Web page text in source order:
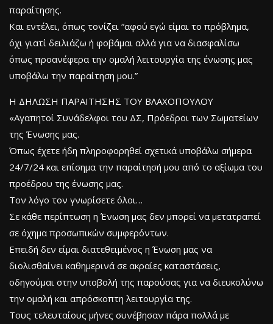
παραίτησης.
Και εντέλει, όπως τονίζει “αφού εγώ είμαι το πρόβλημα,
όχι γιατί δειλιάζω ή φοβάμαι αλλά για να διασφαλίσω
όπως προανέφερα την ομαλή λειτουργία της ένωσης μας
υποβάλω την παραίτηση μου.”
H ΔΗΛΩΣΗ ΠΑΡΑΙΤΗΣΗΣ ΤΟΥ ΒΛΑΧΟΠΟΥΛΟΥ
«Αγαπητοί Συνάδελφοι του ΔΣ, Πρόεδροι των Σωματείων
της Ένωσης μας.
Όπως έχετε ήδη πληροφορηθεί σχετικά υποβάλω σήμερα
24/7/24 και επίσημα την παραίτησή μου από το αξίωμα του
προέδρου της ένωσης μας.
Τον λόγο τον γνωρίσετε όλοι…
Σε κάθε περίπτωση η Ένωση μας δεν μπορεί να μετατραπεί
σε όχημα προσωπικών συμφερόντων.
Επειδή δεν είμαι διατεθειμένος η Ένωση μας να
διολισθαίνει καθημερινά σε ακραίες καταστάσεις,
οδηγούμαι στην υποβολή της παρούσας για να διευκολύνω
την ομαλή και απρόσκοπτη λειτουργία της.
Τους τελευταίους μήνες συνέβησαν πάρα πολλά με